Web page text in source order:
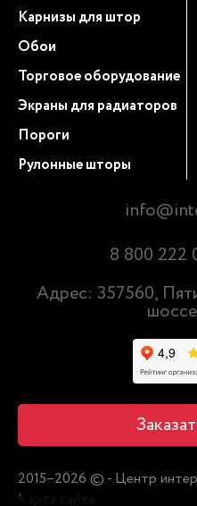
Карнизы для штор
Обои
Торговое оборудование
Экраны для радиаторов
Пороги
Рулонные шторы
8 800 222
Адрес: 357560,
2015–2026 © - Центр
Карта сайта